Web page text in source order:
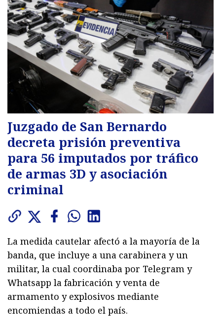
Juzgado de San Bernardo
decreta prisión preventiva
para 56 imputados por tráfico
de armas 3D y asociación
criminal
La medida cautelar afectó a la mayoría de la
banda, que incluye a una carabinera y un
militar, la cual coordinaba por Telegram y
Whatsapp la fabricación y venta de
armamento y explosivos mediante
encomiendas a todo el país.